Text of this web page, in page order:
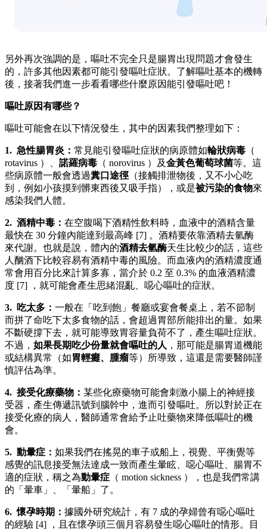
另外再次強調的是，嘔吐不完全只是腸胃出現問題才會發生
的，許多其他因素都可能引發嘔吐症狀。了解嘔吐基本的機轉
後，接著我們進一步看看哪些什麼原因能引發嘔吐吧！
嘔吐原因有哪些？
嘔吐可能會在以下情況發生，其中的因素我們整理如下：
1. 急性腸胃炎： 常見能引發嘔吐症狀的病原體如輪狀病毒 （
rotavirus ）、 諾羅病毒 （ norovirus ）及金黃色葡萄球菌等。這
些病原體一般會透過糞口途徑 （接觸排泄物後，又不小心吃
到，例如小孩摸到髒東西後又吸手指），或是被污染的食物來
感染我們人體。
2. 酒精中毒： 在空腹喝下酒精性飲料時，血液中的酒精含量
最快在 30 分鐘內能達到最高峰 [7] 。酒精要依靠酒精去氫酶
來代謝。也就是說，體內的酒精去氫酶天生比較少的話，這些
人酗酒下比較容易有酒精中毒的風險。而血液內的酒精濃度通
常會用百分比來計算多寡，當介於 0.2 至 0.3% 的血液酒精濃
度 [7] ，就可能會產生思緒混亂、噁心嘔吐的症狀。
3. 吃太多： 一般在「吃到飽」餐廳或宴會餐桌上，若不節制
而拼了命吃下太多食物的話，會超過胃部所能排出的量。如果
不斷硬撐下去，就可能導致胃容量負荷不了，產生嘔吐症狀。
不過， 如果長期吃少份量就會嘔吐的人 ，那可能是腸胃道機能
或結構異常（如胃輕癱、腫瘤等）所導致，這還是需要醫師謹
慎評估為準。
4. 接受化療藥物： 某些化療藥物可能會刺激小腸上的神經接
受器，產生傳遞訊號到腦幹中，進而引發嘔吐。所以對於正在
接受化療的病人，醫師通常會給予止吐藥物來降低嘔吐的機
會。
5. 動暈症： 如果我們在搖晃的車子或船上，視覺、平衡覺等
感覺的訊息接受無法達成一致而產生暈眩、噁心嘔吐、腸胃不
適的症狀，稱之為動暈症 （ motion sickness ），也是我們常講
的「暈車」、「暈船」了。
6. 懷孕時期： 據國外研究統計，有 7 成的孕婦曾有噁心嘔吐
的經驗 [4] ，且在懷孕頭三個月容易發生噁心嘔吐的情形。目